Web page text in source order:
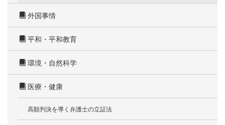
外国事情
平和・平和教育
環境・自然科学
医療・健康
高額判決を導く弁護士の立証法